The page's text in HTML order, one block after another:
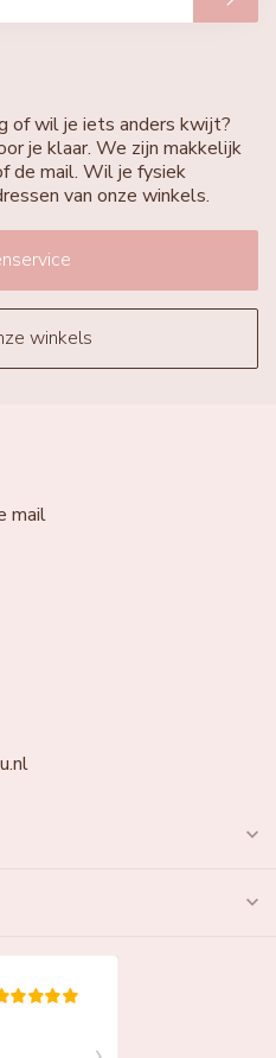
of wil je iets anders kwijt?
je klaar. We zijn makkelijk
de mail. Wil je fysiek
van onze winkels.
winkels
mail